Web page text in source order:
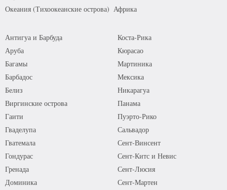
Океания (Тихоокеанские острова) Африка
Антигуа и Барбуда
Аруба
Багамы
Барбадос
Белиз
Виргинские острова
Гаити
Гваделупа
Гватемала
Гондурас
Гренада
Доминика
Коста-Рика
Кюрасао
Мартиника
Мексика
Никарагуа
Панама
Пуэрто-Рико
Сальвадор
Сент-Винсент
Сент-Китс и Невис
Сент-Люсия
Сент-Мартен